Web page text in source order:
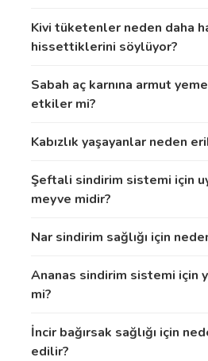
Kivi tüketenler neden daha
hissettiklerini söylüyor?
Sabah aç karnına armut
etkiler mi?
Kabızlık yaşayanlar neden
Şeftali sindirim sistemi için
meyve midir?
Nar sindirim sağlığı için
Ananas sindirim sistemi için
mi?
İncir bağırsak sağlığı için
edilir?